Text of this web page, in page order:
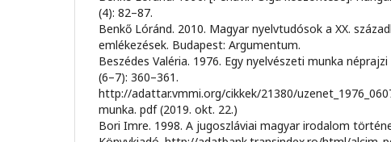
(4): 82–87.
Benkő Lóránd. 2010. Magyar nyelvtudósok a XX.
emlékezések. Budapest: Argumentum.
Beszédes Valéria. 1976. Egy nyelvészeti munka
(6–7): 360–361.
http://adattar.vmmi.org/cikkek/21380/
munka. pdf (2019. okt. 22.)
Bori Imre. 1998. A jugoszláviai magyar irodalom